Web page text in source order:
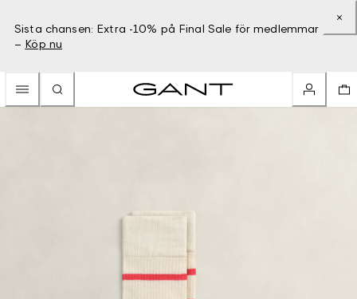
Sista chansen: Extra -10% på Final Sale för medlemmar
– Köp nu